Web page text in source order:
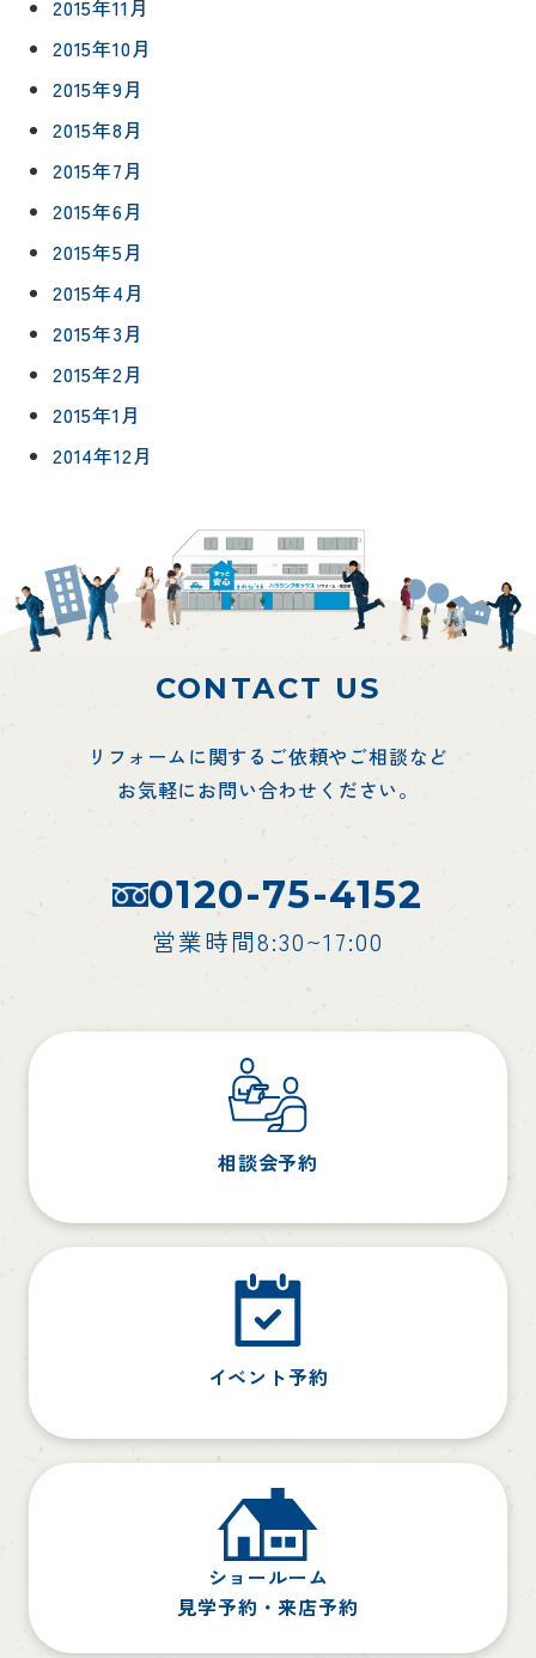
2015年11月
2015年10月
2015年9月
2015年8月
2015年7月
2015年6月
2015年5月
2015年4月
2015年3月
2015年2月
2015年1月
2014年12月
CONTACT US
リフォームに関するご依頼やご相談など
お気軽にお問い合わせください。
0120-75-4152
営業時間8:30~17:00
相談会予約
イベント予約
ショールーム
見学予約・来店予約